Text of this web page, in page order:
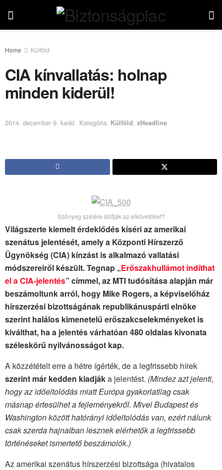
Home Külföld
CIA kínvallatás: holnap
minden kiderül!
2014. december 9. kedd Kategória: Külföld, xHeadline
Szőnyeg szélére állítják az elkövetőket?
Világszerte kiemelt érdeklődés kíséri az amerikai
szenátus jelentését, amely a Központi Hírszerző
Ügynökség (CIA) kínzást is alkalmazó vallatási
módszereiről készült. Tegnap „Erőszakhullámot indíthat
el a CIA-jelentés” címmel, az MTI tudósítása alapján már
beszámoltunk arról, hogy Mike Rogers, a képviselőház
hírszerzési bizottságának republikánuspárti elnöke
szerint halálos kimenetelű erőszakcselekményeket is
kiválthat, ha a jelentés várhatóan 480 oldalas kivonata
széleskörű nyilvánosságot kap.
A közzétételt erre a hétre ígérték, de a legfrissebb hírek
szerint már kedden kiadjáka jelentést. (Mindez azt jelenti,
hogy az időeltolódás miatt Európa gyakorlatilag csak
másnap értesülhet a fejleményekről. Mivel Budapest és
Washington között hatórányi időeltolódás van, ezért nálunk
csak szerda hajnalban lesznek elérhetők a legfrissebb
történéseket ismertető beszámolók.)
Az amerikai szenátus hírszerzési bizottsága (hivatalos